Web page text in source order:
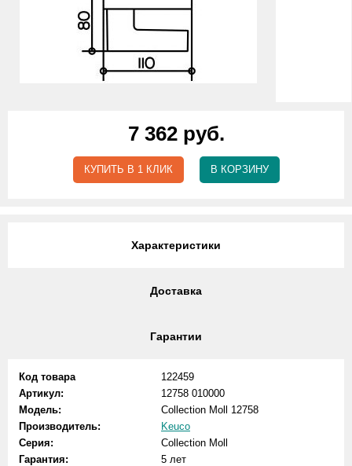
7 362 руб.
КУПИТЬ В 1 КЛИК В КОРЗИНУ
Характеристики
Доставка
Гарантии
Код товара
122459
Артикул:
12758 010000
Модель:
Collection Moll 12758
Производитель:
Keuco
Серия:
Collection Moll
Гарантия:
5 лет